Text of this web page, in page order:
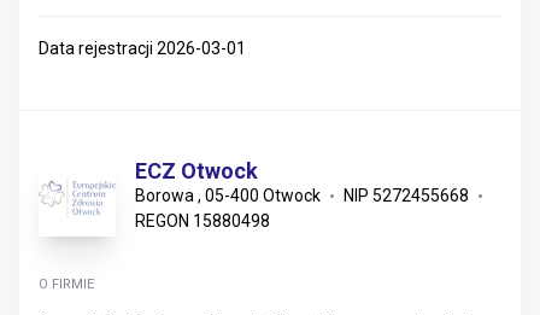
Data rejestracji 2026-03-01
ECZ Otwock
Borowa , 05-400 Otwock
NIP 5272455668
REGON 15880498
O FIRMIE